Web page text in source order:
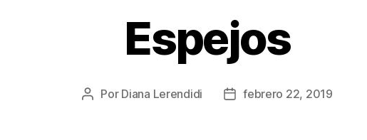
Espejos
Autor
Por Diana Lerendidi
Fecha
febrero 22, 2019